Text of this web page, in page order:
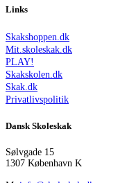
Links
Skakshoppen.dk
Mit.skoleskak.dk
PLAY!
Skakskolen.dk
Skak.dk
Privatlivspolitik
Dansk Skoleskak
Sølvgade 15
1307 København K